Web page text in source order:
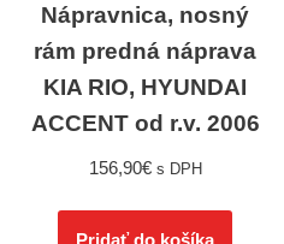
Nápravnica, nosný
rám predná náprava
KIA RIO, HYUNDAI
ACCENT od r.v. 2006
156,90€ s DPH